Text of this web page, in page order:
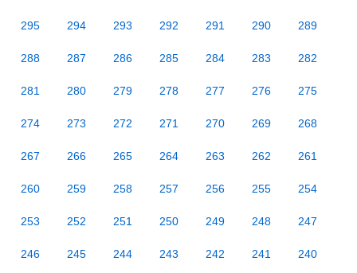
295 294 293 292 291 290 289
288 287 286 285 284 283 282
281 280 279 278 277 276 275
274 273 272 271 270 269 268
267 266 265 264 263 262 261
260 259 258 257 256 255 254
253 252 251 250 249 248 247
246 245 244 243 242 241 240